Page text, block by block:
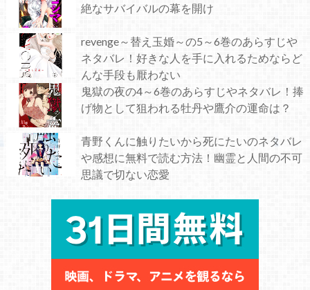
絶なサバイバルの幕を開け
revenge～替え玉婚～の5～6巻のあらすじや
ネタバレ！好きな人を手に入れるためならど
んな手段も厭わない
鬼獄の夜の4～6巻のあらすじやネタバレ！捧
げ物として狙われる牡丹や鷹介の運命は？
青野くんに触りたいから死にたいのネタバレ
や感想に無料で読む方法！幽霊と人間の不可
思議で切ない恋愛